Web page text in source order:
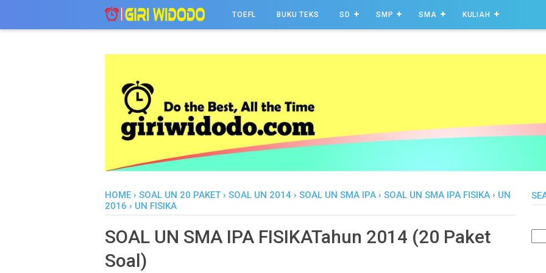
TOEFL BUKU TEKS SD SMP SMA KULIAH
HOME › SOAL UN 20 PAKET › SOAL UN 2014 › SOAL UN SMA IPA › SOAL UN SMA IPA FISIKA › UN
2016 › UN FISIKA
SOAL UN SMA IPA FISIKATahun 2014 (20 Paket
Soal)